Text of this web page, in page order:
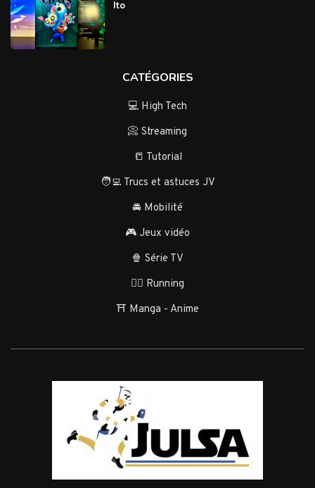
Ito
CATÉGORIES
💻 High Tech
📀 Streaming
📒 Tutorial
🧑‍💻 Trucs et astuces JV
🚘 Mobilité
🎮 Jeux vidéo
🍿 Série TV
🏃‍♂️ Running
⛩️ Manga - Anime